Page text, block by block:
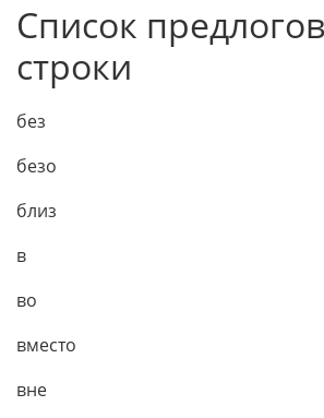
Список
строки
без
безо
близ
в
во
вместо
вне